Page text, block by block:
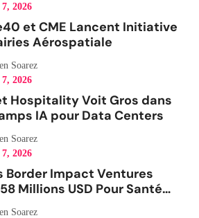
2026
et CME Lancent Initiative
Aérospatiale
Soarez
2026
Hospitality Voit Gros dans
IA pour Data Centers
Soarez
2026
Border Impact Ventures
Millions USD Pour Santé
Soarez